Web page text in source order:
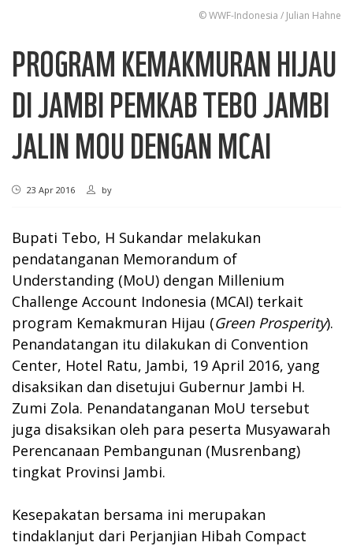
© WWF-Indonesia / Julian Hahne
PROGRAM KEMAKMURAN HIJAU
DI JAMBI PEMKAB TEBO JAMBI
JALIN MOU DENGAN MCAI
23 Apr 2016 by
Bupati Tebo, H Sukandar melakukan
pendatanganan Memorandum of
Understanding (MoU) dengan Millenium
Challenge Account Indonesia (MCAI) terkait
program Kemakmuran Hijau (Green Prosperity).
Penandatangan itu dilakukan di Convention
Center, Hotel Ratu, Jambi, 19 April 2016, yang
disaksikan dan disetujui Gubernur Jambi H.
Zumi Zola. Penandatanganan MoU tersebut
juga disaksikan oleh para peserta Musyawarah
Perencanaan Pembangunan (Musrenbang)
tingkat Provinsi Jambi.
Kesepakatan bersama ini merupakan
tindaklanjut dari Perjanjian Hibah Compact